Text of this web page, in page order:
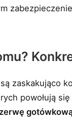
zaskakująco
powołują